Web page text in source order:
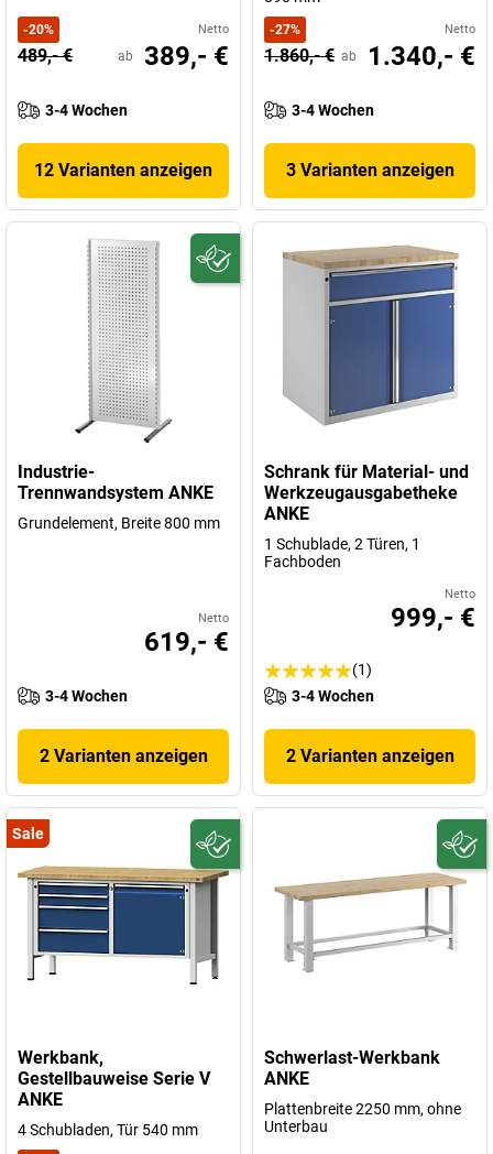
-20% Netto
489,- € ab 389,- €
3-4 Wochen
12 Varianten anzeigen
-27% Netto
1.860,- € ab 1.340,- €
3-4 Wochen
3 Varianten anzeigen
Industrie-
Trennwandsystem ANKE
Grundelement, Breite 800 mm
Netto
619,- €
3-4 Wochen
2 Varianten anzeigen
Schrank für Material- und
Werkzeugausgabetheke
ANKE
1 Schublade, 2 Türen, 1
Fachboden
Netto
999,- €
(1)
3-4 Wochen
2 Varianten anzeigen
Sale
Werkbank,
Gestellbauweise Serie V
ANKE
4 Schubladen, Tür 540 mm
Schwerlast-Werkbank
ANKE
Plattenbreite 2250 mm, ohne
Unterbau